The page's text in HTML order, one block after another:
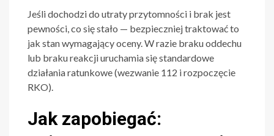
Jeśli dochodzi do utraty przytomności i brak jest
pewności, co się stało — bezpieczniej traktować to
jak stan wymagający oceny. W razie braku oddechu
lub braku reakcji uruchamia się standardowe
działania ratunkowe (wezwanie 112 i rozpoczęcie
RKO).
Jak zapobiegać: